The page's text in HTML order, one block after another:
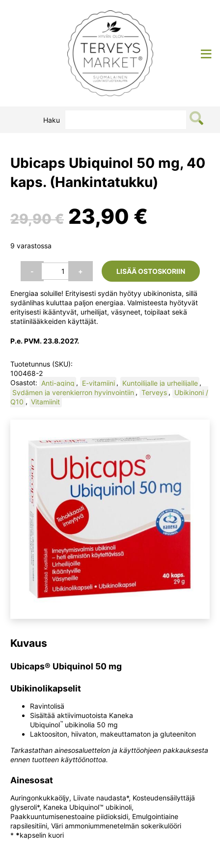
Terveysmarket
Haku
Ubicaps Ubiquinol 50 mg, 40
kaps. (Hankintatukku)
29,90€ Alkuperäinen
oli:
29,90 €.
23,90 €
on:
23,90
9 varastossa
-
Ubicaps
Ubiquinol
mg,
40
kaps.
(Hankintatukku)
+ LISÄÄ OSTOSKORIIN
Energiaa soluille! Erityisesti sydän hyötyy ubikinonista, sillä
sydänlihas kuluttaa paljon energiaa. Valmisteesta hyötyvät
erityisesti ikääntyvät, urheilijat, väsyneet, toipilaat sekä
statiinilääkkeiden käyttäjät.
P.e. PVM. 23.8.2027.
Tuotetunnus (SKU):
100468-2
Osastot: Anti-aging , E-vitamiini , Kuntoilijalle ja urheilijalle ,
Sydämen ja verenkierron hyvinvointiin , Terveys , Ubikinoni /
Q10 , Vitamiinit
Kuvaus
Ubicaps® Ubiquinol 50 mg
Ubikinolikapselit
Ravintolisä
Sisältää aktiivimuotoista Kaneka
Ubiquinol™ ubikinolia 50 mg
Laktoositon, hiivaton, makeuttamaton ja gluteeniton
Tarkastathan ainesosaluettelon ja käyttöohjeen pakkauksesta
ennen tuotteen käyttöönottoa.
Ainesosat
Auringonkukkaöljy, Liivate naudasta*, Kosteudensäilyttäjä
glyseroli*, Kaneka Ubiquinol™ ubikinoli,
Paakkuuntumisenestoaine piidioksidi, Emulgointiaine
rapsilesitiini, Väri ammoniummenetelmän sokerikulööri
* *kapselin kuori